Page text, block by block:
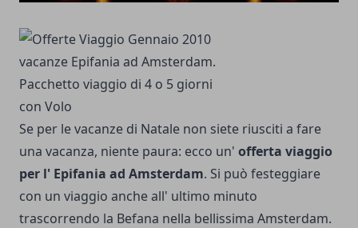
Se per le vacanze di Natale non siete riusciti a fare
una vacanza, niente paura: ecco un' offerta viaggio
per l' Epifania ad Amsterdam. Si può festeggiare
con un viaggio anche all' ultimo minuto
trascorrendo la Befana nella bellissima Amsterdam.